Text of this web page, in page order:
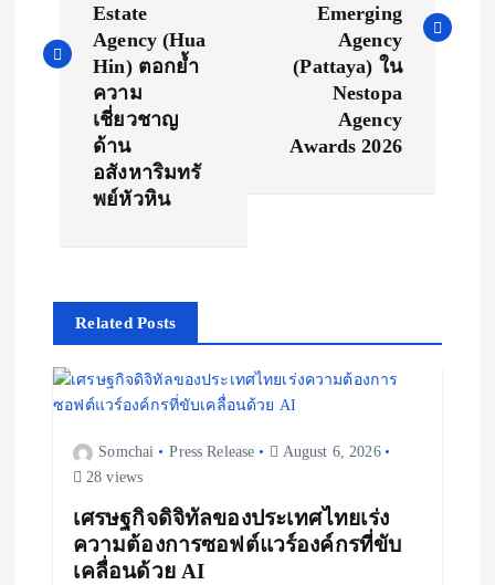
t
a
Estate
Agency (Hua
Hin) ตอกย้ำ
ความ
เชี่ยวชาญ
ด้าน
อสังหาริมทรั
พย์หัวหิน
Emerging
Agency
(Pattaya) ใน
Nestopa
Agency
Awards 2026
Related Posts
Somchai Press Release
August 6, 2026
28 views
เศรษฐกิจดิจิทัลของประเทศไทยเร่ง
ความต้องการซอฟต์แวร์องค์กรที่ขับ
เคลื่อนด้วย AI